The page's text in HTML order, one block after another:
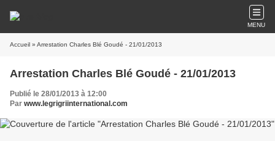
MENU
Accueil » Arrestation Charles Blé Goudé - 21/01/2013
Arrestation Charles Blé Goudé - 21/01/2013
Publié le 28/01/2013 à 12:00
Par www.legrigriinternational.com